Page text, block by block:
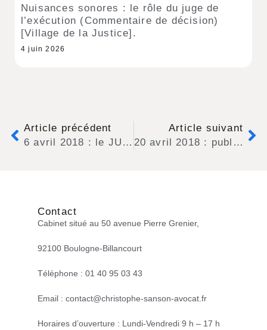
Nuisances sonores : le rôle du juge de
l’exécution (Commentaire de décision)
[Village de la Justice].
4 juin 2026
Article précédent
6 avril 2018 : le JURIBRUIT 1 nouveau est arrivé !
Article suivant
20 avril 2018 : publication d’une nouvelle fiche sur la lutte contre le bruit des activités
Contact
Cabinet situé au 50 avenue Pierre Grenier,
92100 Boulogne-Billancourt
Téléphone : 01 40 95 03 43
Email : contact@christophe-sanson-avocat.fr
Horaires d’ouverture : Lundi-Vendredi 9 h – 17 h